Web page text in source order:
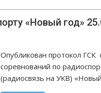
«Новый год»
Опубликован протокол ГСК
соревнований по
(радиосвязь на УКВ)